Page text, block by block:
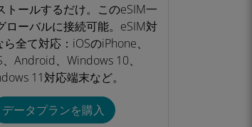
トールするだけ。このeSIM一
ローバルに接続可能。eSIM対
全て対応：iOSのiPhone、
、Android、Windows 10、
11対応端末など。​
データプランを購入